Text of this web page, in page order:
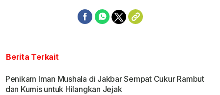
Berita Terkait
Penikam Iman Mushala di Jakbar Sempat Cukur Rambut
dan Kumis untuk Hilangkan Jejak